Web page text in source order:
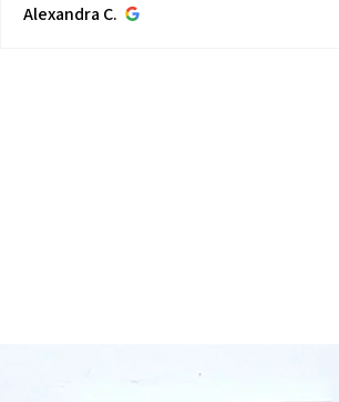
Alexandra C.